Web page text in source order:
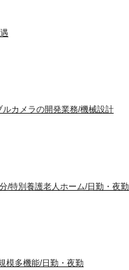
カメラの開発業務/機械設計
/特別養護老人ホーム/日勤・夜勤
模多機能/日勤・夜勤